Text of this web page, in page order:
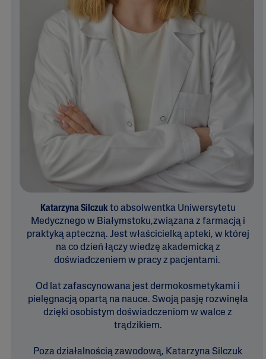
Katarzyna Silczukto absolwentka Uniwersytetu
Medycznego w Białymstoku,związana z farmacją i
praktyką apteczną. Jest właścicielką apteki, w której
na co dzień łączy wiedzę akademicką z
doświadczeniem w pracy z pacjentami.
Od lat zafascynowana jest dermokosmetykami i
pielęgnacją opartą na nauce. Swoją pasję rozwinęła
dzięki osobistym doświadczeniom w walce z
trądzikiem.
Poza działalnością zawodową, Katarzyna Silczuk